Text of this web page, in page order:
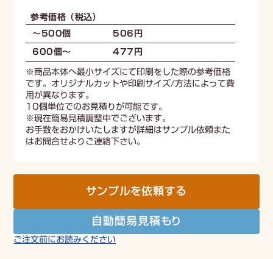
参考価格（税込）
～500個
506円
600個〜
477円
※商品本体へ最小サイズにて印刷をした際の参考価格
です。オリジナルカットや印刷サイズ/方法によって費
用が異なります。
10個単位でのお見積りが可能です。
※現在簡易見積調整中でございます。
お手数をおかけいたしますが詳細はサンプル依頼また
はお問合せよりご連絡下さい。
サンプルを依頼する
自動簡易見積もり
ご注文前にお読みください